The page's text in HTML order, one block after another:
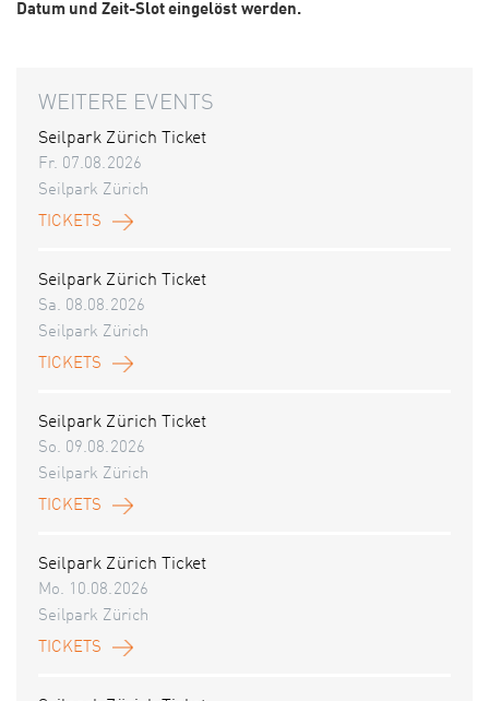
Datum und Zeit-Slot eingelöst werden.
WEITERE EVENTS
Seilpark Zürich Ticket
Fr. 07.08.2026
Seilpark Zürich
TICKETS
Seilpark Zürich Ticket
Sa. 08.08.2026
Seilpark Zürich
TICKETS
Seilpark Zürich Ticket
So. 09.08.2026
Seilpark Zürich
TICKETS
Seilpark Zürich Ticket
Mo. 10.08.2026
Seilpark Zürich
TICKETS